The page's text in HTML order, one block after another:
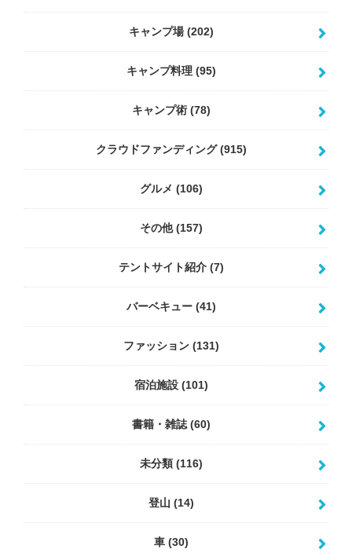
キャンプ場(202)
キャンプ料理 (95)
キャンプ術 (78)
クラウドファンディング(915)
グルメ (106)
その他(157)
テントサイト紹介 (7)
バーベキュー (41)
ファッション (131)
宿泊施設 (101)
書籍・雑誌 (60)
未分類 (116)
登山 (14)
車 (30)